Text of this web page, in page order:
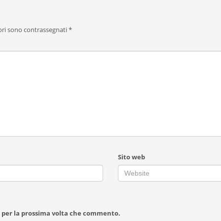
sono contrassegnati*
Sito web
la prossima volta che commento.